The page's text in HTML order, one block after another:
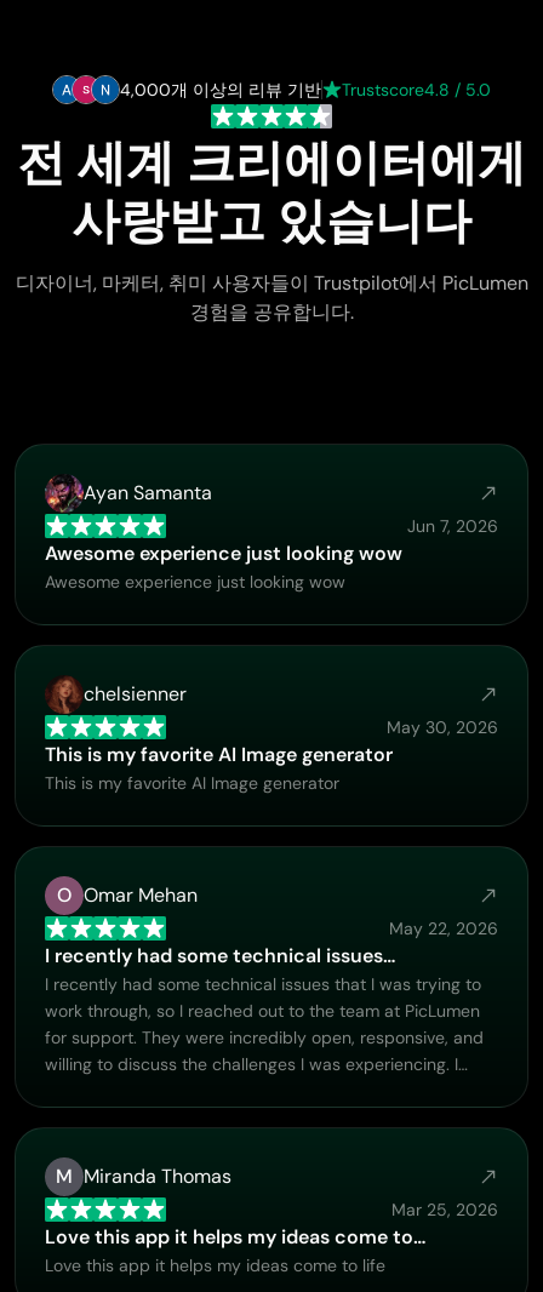
4,000개 이상의 리뷰 기반 Trustscore4.8 / 5.0
전 세계 크리에이터에게
사랑받고 있습니다
디자이너, 마케터, 취미 사용자들이 Trustpilot에서 PicLumen
경험을 공유합니다.
Ayan Samanta
Jun 7, 2026
Awesome experience just looking wow
Awesome experience just looking wow
chelsienner
May 30, 2026
This is my favorite AI Image generator
This is my favorite AI Image generator
O Omar Mehan
May 22, 2026
I recently had some technical issues…
I recently had some technical issues that I was trying to
work through, so I reached out to the team at PicLumen
for support. They were incredibly open, responsive, and
willing to discuss the challenges I was experiencing. I
What really stood out to me was how friendly,
approachable, and collaborative they were throughout
the process. I never felt like I was just submitting a
problem ticket — it felt like they genuinely cared about
improving the experience and helping users succeed. I
M Miranda Thomas
Mar 25, 2026
Love this app it helps my ideas come to…
Love this app it helps my ideas come to life